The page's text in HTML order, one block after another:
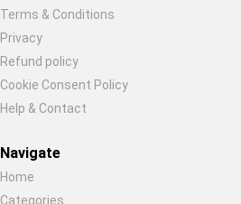
Terms & Conditions
Privacy
Refund policy
Cookie Consent Policy
Help & Contact
Navigate
Home
Categories